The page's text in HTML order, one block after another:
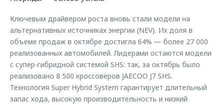
Ключевым драйвером роста вновь стали модели на
альтернативных источниках энергии (NEV). Их доля в
объеме продаж в октябре достигла 64% — более 27 000
реализованных автомобилей. Лидерами остаются модели
с супер-гибридной системой SHS: так, за октябрь было
реализовано 8 500 кроссоверов JAECOO J7 SHS.
Технология Super Hybrid System гарантирует длительный
запас хода, высокую производительность и низкий